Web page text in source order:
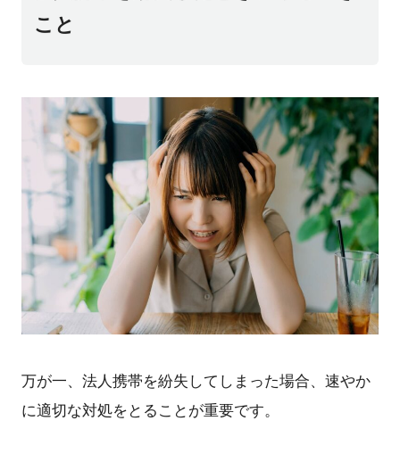
こと
万が一、法人携帯を紛失してしまった場合、速やか
に適切な対処をとることが重要です。